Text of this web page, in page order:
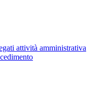
attività amministrativa